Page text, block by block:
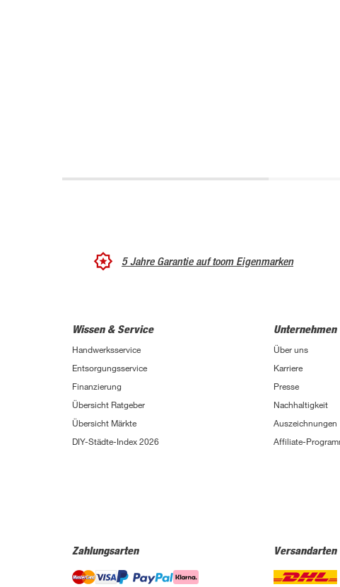
5 Jahre Garantie auf toom Eigenmarken
Wissen & Service
Handwerksservice
Entsorgungsservice
Finanzierung
Übersicht Ratgeber
Übersicht Märkte
DIY-Städte-Index 2026
Unternehmen
Über uns
Karriere
Presse
Nachhaltigkeit
Auszeichnungen
Affiliate-
Zahlungsarten Versandarten